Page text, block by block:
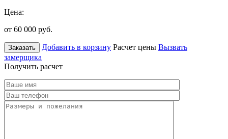
Цена:
от 60 000 руб.
Заказать Добавить в корзину Расчет цены Вызвать
замерщика
Получить расчет